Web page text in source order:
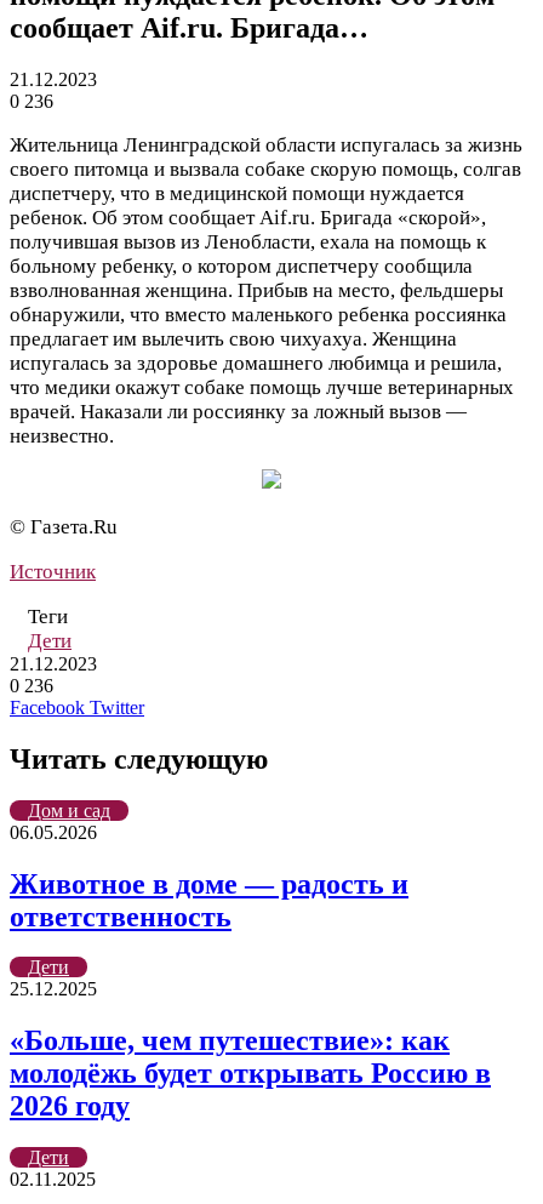
сообщает Aif.ru. Бригада…
21.12.2023
0 236
Жительница Ленинградской области испугалась за жизнь
своего питомца и вызвала собаке скорую помощь, солгав
диспетчеру, что в медицинской помощи нуждается
ребенок. Об этом сообщает Aif.ru. Бригада «скорой»,
получившая вызов из Ленобласти, ехала на помощь к
больному ребенку, о котором диспетчеру сообщила
взволнованная женщина. Прибыв на место, фельдшеры
обнаружили, что вместо маленького ребенка россиянка
предлагает им вылечить свою чихуахуа. Женщина
испугалась за здоровье домашнего любимца и решила,
что медики окажут собаке помощь лучше ветеринарных
врачей. Наказали ли россиянку за ложный вызов —
неизвестно.
© Газета.Ru
Источник
Теги
Дети
21.12.2023
0 236
Facebook TwitterLinkedIn
Tumblr
Reddit
Вконтакте
Одноклассники
Skype
Messenger
Messenger
WhatsApp
Telegram
Viber
Line
Поделиться
почту
Печатать
Читать следующую
Дом и сад
06.05.2026
Животное в доме — радость и
ответственность
Дети
25.12.2025
«Больше, чем путешествие»: как
молодёжь будет открывать Россию в
2026 году
Дети
02.11.2025